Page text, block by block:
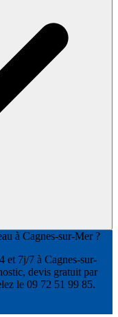
à Cagnes-sur-Mer ?
et 7j/7 à Cagnes-sur-
devis gratuit par
le 09 72 51 99 85.